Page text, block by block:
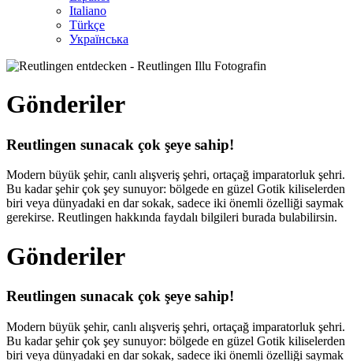
Italiano
Türkçe
Українська
Gönderiler
Reutlingen sunacak çok şeye sahip!
Modern büyük şehir, canlı alışveriş şehri, ortaçağ imparatorluk şehri.
Bu kadar şehir çok şey sunuyor: bölgede en güzel Gotik kiliselerden
biri veya dünyadaki en dar sokak, sadece iki önemli özelliği saymak
gerekirse. Reutlingen hakkında faydalı bilgileri burada bulabilirsin.
Gönderiler
Reutlingen sunacak çok şeye sahip!
Modern büyük şehir, canlı alışveriş şehri, ortaçağ imparatorluk şehri.
Bu kadar şehir çok şey sunuyor: bölgede en güzel Gotik kiliselerden
biri veya dünyadaki en dar sokak, sadece iki önemli özelliği saymak